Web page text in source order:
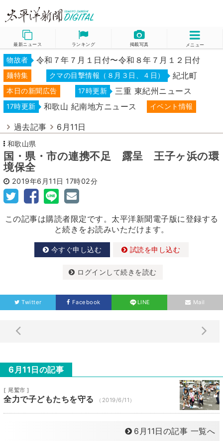
最新ニュース ランキング 掲載写真 メニュー
物故者 令和７年７月１日付〜令和８年７月１２日付
麺特集 クマの目撃情報（８月３日、４日） 紀北町
本日の新聞広告 17時更新 三重 東紀州ニュース
17時更新 和歌山 紀南地方ニュース イベント情報
過去記事 6月11日
和歌山県
国・県・市の連携不足 露呈 王子ヶ浜の環
境保全
2019年6月11日 17時02分
この記事は購読者限定です。太平洋新聞電子版に登録する
と続きをお読みいただけます。
今すぐ申し込む 試読を申し込む
ログインして続きを読む
Twitter Facebook LINE Mail
6月11日の記事
[ 尾鷲市 ]
全力で子どもたちを守る （2019/6/11）
6月11日の記事 一覧へ